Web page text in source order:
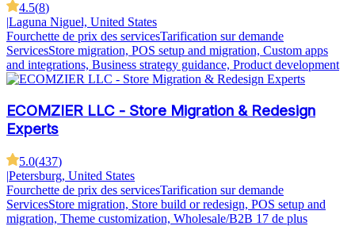
4.5(8)
Laguna Niguel, United States
Fourchette de prix des servicesTarification sur demande
ServicesStore migration, POS setup and migration, Custom apps
and integrations, Business strategy guidance, Product development
ECOMZIER LLC - Store Migration & Redesign
Experts
5.0(437)
|Petersburg, United States
Fourchette de prix des servicesTarification sur demande
ServicesStore migration, Store build or redesign, POS setup and
migration, Theme customization, Wholesale/B2B 17 de plus